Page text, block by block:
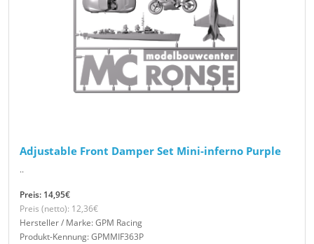
Adjustable Front Damper Set Mini-inferno Purple
..
Preis: 14,95€
Preis (netto): 12,36€
Hersteller / Marke: GPM Racing
Produkt-Kennung: GPMMIF363P